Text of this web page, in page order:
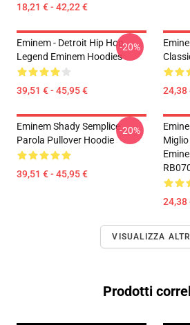
18,21 € - 42,22 €
Eminem - Detroit Hip Hop
Legend Eminem Hoodies
39,51 € - 45,95 €
-20%
24,38
Eminem Shady Semplice
Parola Pullover Hoodie
39,51 € - 45,95 €
-20%
Miglio
24,38
VISUALIZZA
Prodotti